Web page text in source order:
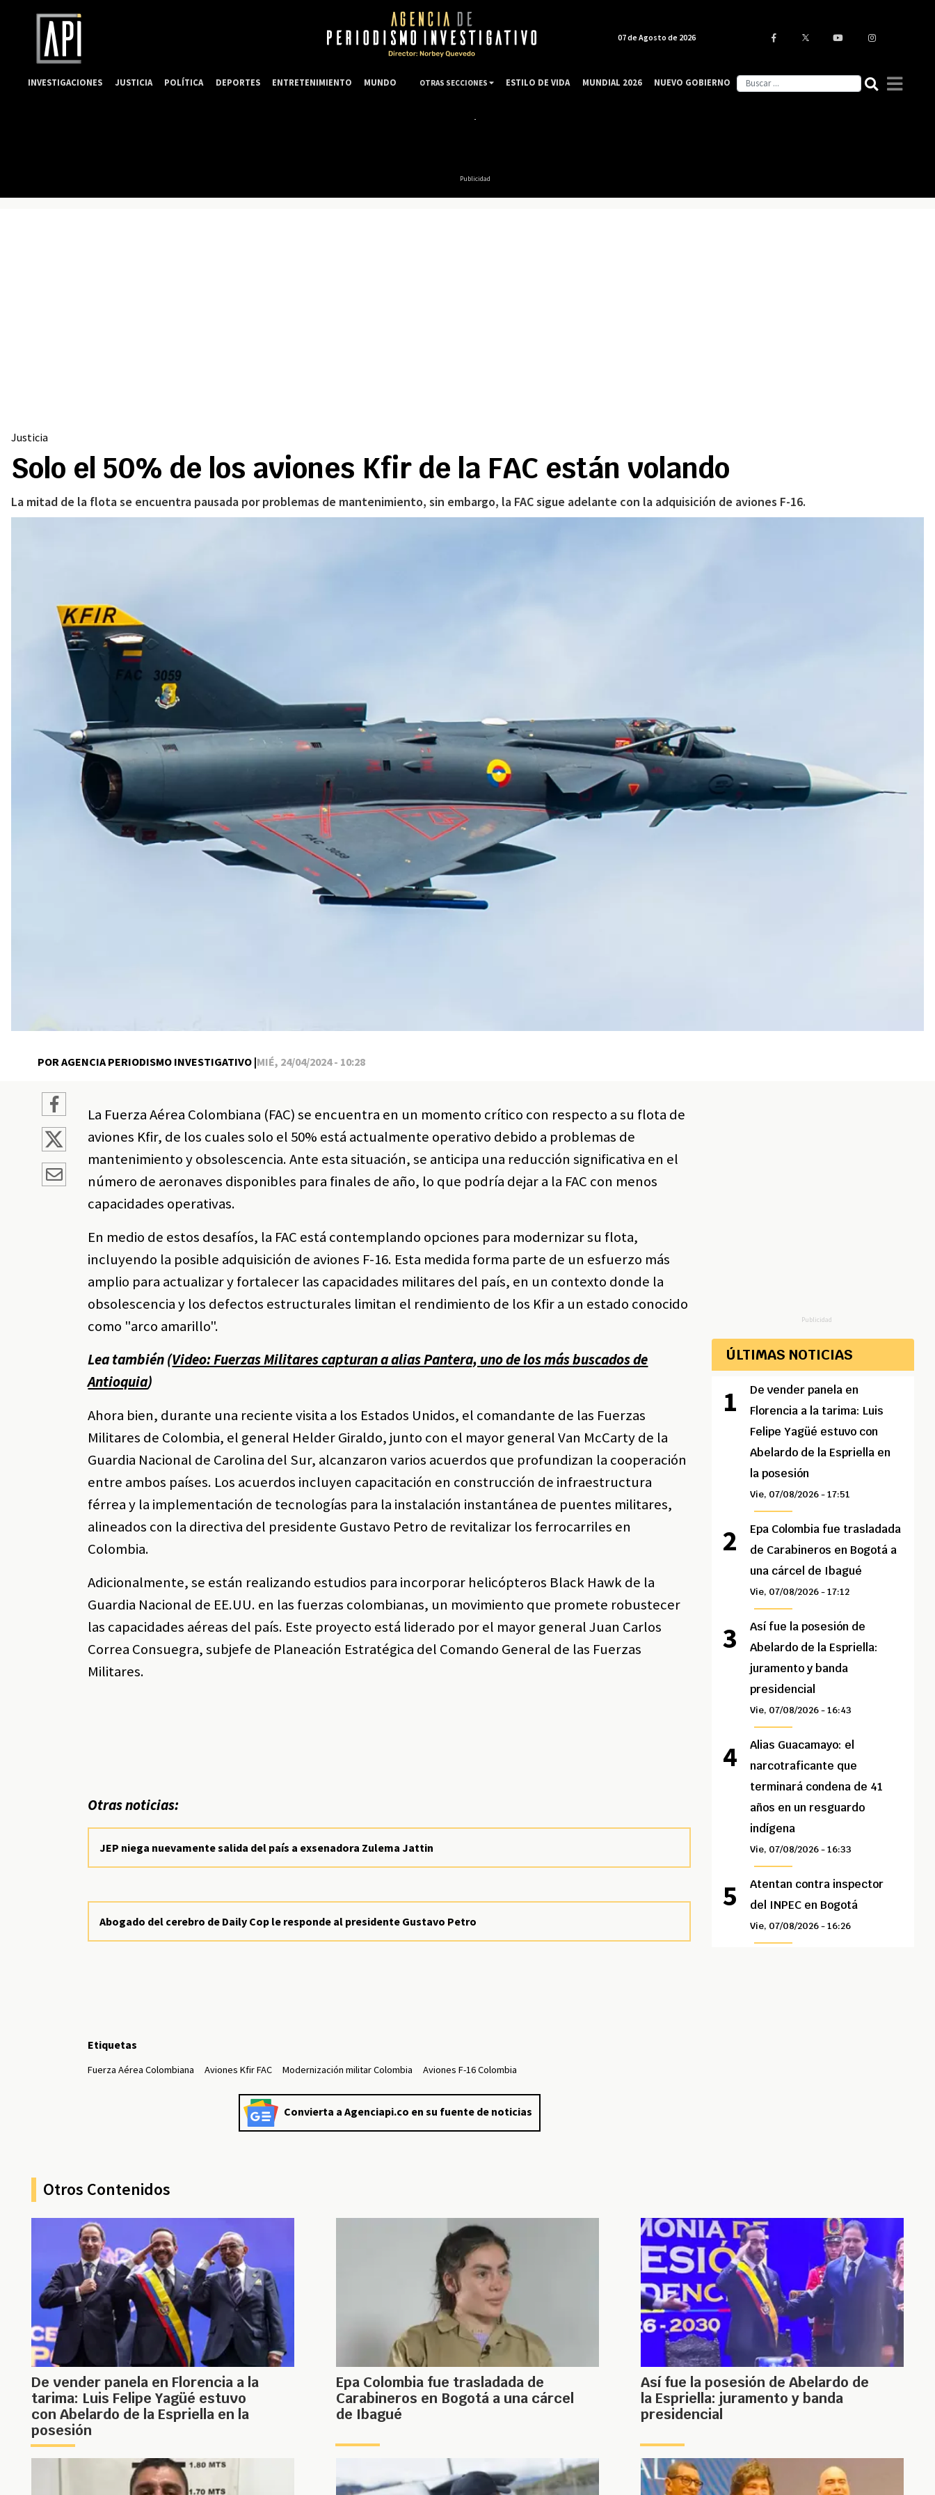
Publicidad
Justicia
Solo el 50% de los aviones Kfir de la FAC están volando
La mitad de la flota se encuentra pausada por problemas de mantenimiento, sin embargo, la FAC sigue adelante con la adquisición de aviones F-16.
POR AGENCIA PERIODISMO INVESTIGATIVO |MIÉ, 24/04/2024 - 10:28
La Fuerza Aérea Colombiana (FAC) se encuentra en un momento crítico con respecto a su flota de
aviones Kfir, de los cuales solo el 50% está actualmente operativo debido a problemas de
mantenimiento y obsolescencia. Ante esta situación, se anticipa una reducción significativa en el
número de aeronaves disponibles para finales de año, lo que podría dejar a la FAC con menos
capacidades operativas.
En medio de estos desafíos, la FAC está contemplando opciones para modernizar su flota,
incluyendo la posible adquisición de aviones F-16. Esta medida forma parte de un esfuerzo más
amplio para actualizar y fortalecer las capacidades militares del país, en un contexto donde la
obsolescencia y los defectos estructurales limitan el rendimiento de los Kfir a un estado conocido
como "arco amarillo".
Lea también (Video: Fuerzas Militares capturan a alias Pantera, uno de los más buscados de
Antioquia)
Ahora bien, durante una reciente visita a los Estados Unidos, el comandante de las Fuerzas
Militares de Colombia, el general Helder Giraldo, junto con el mayor general Van McCarty de la
Guardia Nacional de Carolina del Sur, alcanzaron varios acuerdos que profundizan la cooperación
entre ambos países. Los acuerdos incluyen capacitación en construcción de infraestructura
férrea y la implementación de tecnologías para la instalación instantánea de puentes militares,
alineados con la directiva del presidente Gustavo Petro de revitalizar los ferrocarriles en
Colombia.
Adicionalmente, se están realizando estudios para incorporar helicópteros Black Hawk de la
Guardia Nacional de EE.UU. en las fuerzas colombianas, un movimiento que promete robustecer
las capacidades aéreas del país. Este proyecto está liderado por el mayor general Juan Carlos
Correa Consuegra, subjefe de Planeación Estratégica del Comando General de las Fuerzas
Militares.
Otras noticias:
JEP niega nuevamente salida del país a exsenadora Zulema Jattin
Abogado del cerebro de Daily Cop le responde al presidente Gustavo Petro
Etiquetas
Fuerza Aérea Colombiana Aviones Kfir FAC Modernización militar Colombia Aviones F-16 Colombia
Convierta a Agenciapi.co en su fuente de noticias
Publicidad
ÚLTIMAS NOTICIAS
De vender panela en
Florencia a la tarima: Luis
Felipe Yagüé estuvo con
Abelardo de la Espriella en
la posesión
Vie, 07/08/2026 - 17:51
Epa Colombia fue trasladada
de Carabineros en Bogotá a
una cárcel de Ibagué
Vie, 07/08/2026 - 17:12
Así fue la posesión de
Abelardo de la Espriella:
juramento y banda
presidencial
Vie, 07/08/2026 - 16:43
Alias Guacamayo: el
narcotraficante que
terminará condena de 41
años en un resguardo
indígena
Vie, 07/08/2026 - 16:33
Atentan contra inspector
del INPEC en Bogotá
Vie, 07/08/2026 - 16:26
Otros Contenidos
De vender panela en Florencia a la
tarima: Luis Felipe Yagüé estuvo
con Abelardo de la Espriella en la
posesión
Epa Colombia fue trasladada de
Carabineros en Bogotá a una cárcel
de Ibagué
Así fue la posesión de Abelardo de
la Espriella: juramento y banda
presidencial
07 de Agosto de 2026
INVESTIGACIONES JUSTICIA POLÍTICA DEPORTES ENTRETENIMIENTO MUNDO OTRAS SECCIONES ESTILO DE VIDA MUNDIAL 2026 NUEVO GOBIERNO